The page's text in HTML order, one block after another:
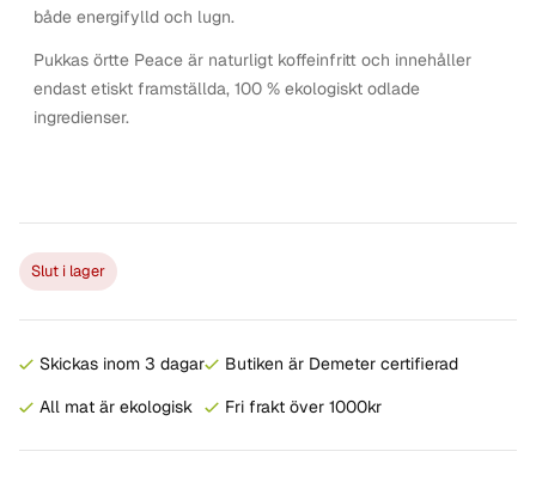
både energifylld och lugn.
Pukkas örtte Peace är naturligt koffeinfritt och innehåller
endast etiskt framställda, 100 % ekologiskt odlade
ingredienser.
Slut i lager
Skickas inom 3 dagar
All mat är ekologisk
Butiken är Demeter certifierad
Fri frakt över 1000kr